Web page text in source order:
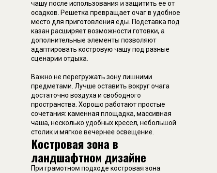
чашу после использования и защитить ее от
осадков. Решетка превращает очаг в удобное
место для приготовления еды. Подставка под
казан расширяет возможности готовки, а
дополнительные элементы позволяют
адаптировать костровую чашу под разные
сценарии отдыха.
Важно не перегружать зону лишними
предметами. Лучше оставить вокруг очага
достаточно воздуха и свободного
пространства. Хорошо работают простые
сочетания: каменная площадка, массивная
чаша, несколько удобных кресел, небольшой
столик и мягкое вечернее освещение.
Костровая зона в
ландшафтном дизайне
При грамотном подходе костровая зона